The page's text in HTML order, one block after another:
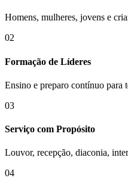
Homens, mulheres, jovens e
02
Formação de Líderes
Ensino e preparo contínuo para
03
Serviço com Propósito
Louvor, recepção, diaconia,
04